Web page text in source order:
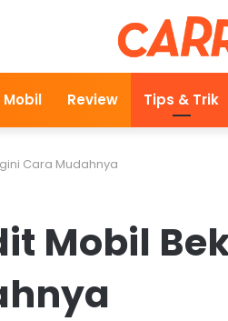
Review Tips & Trik
Cara Mudahnya
Mobil